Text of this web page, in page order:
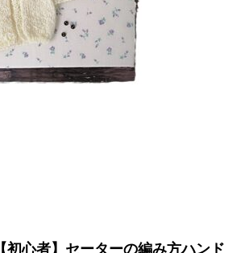
【初心者】セーターの編み方ハンド